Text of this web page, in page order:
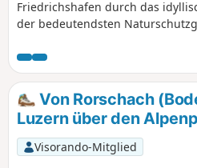
Friedrichshafen durch das
der bedeutendsten
Blick über die einzigartige
eröffnen sich beeindruckende
bevor die Tour entspannt am
Ideal für Naturfreunde, Familien
Wanderung in schöner
Von Rorschach
Luzern über den
Visorando-Mitglied